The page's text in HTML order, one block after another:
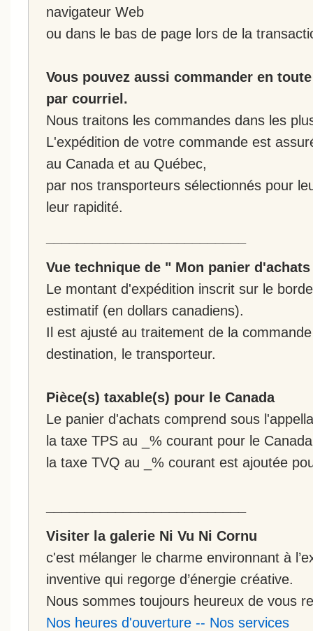
navigateur Web
ou dans le bas de page lors de la
Vous pouvez aussi commander en
par courriel.
Nous traitons les commandes dans les
L'expédition de votre commande est
au Canada et au Québec,
par nos transporteurs sélectionnés pour
leur rapidité.
Vue technique de " Mon panier
Le montant d'expédition inscrit sur le
estimatif (en dollars canadiens).
Il est ajusté au traitement de la
destination, le transporteur.
Pièce(s) taxable(s) pour le Canada
Le panier d'achats comprend sous
la taxe TPS au _% courant pour le
la taxe TVQ au _% courant est ajoutée
Visiter la galerie Ni Vu Ni Cornu
c'est mélanger le charme environnant à
inventive qui regorge d’énergie créative.
Nous sommes toujours heureux de vous
Nos heures d'ouverture -- Nos services